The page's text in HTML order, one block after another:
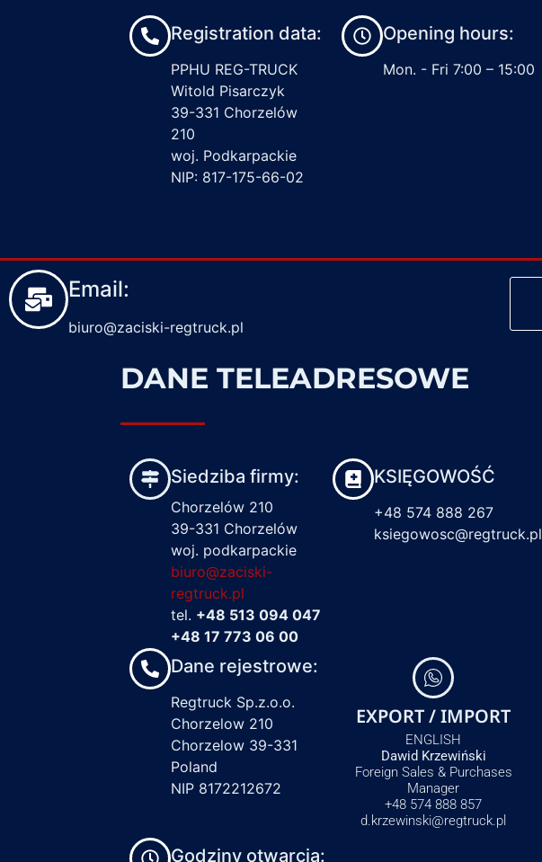
Registration data:
PPHU REG-TRUCK
Witold Pisarczyk
39-331 Chorzelów
210
woj. Podkarpackie
NIP: 817-175-66-02
Opening hours:
Mon. - Fri 7:00 – 15:00
Email:
biuro@zaciski-regtruck.pl
DANE TELEADRESOWE
Siedziba firmy:
Chorzelów 210
39-331 Chorzelów
woj. podkarpackie
biuro@zaciski-
regtruck.pl
tel. +48 513 094 047
+48 17 773 06 00
KSIĘGOWOŚĆ
+48 574 888 267
ksiegowosc@regtruck.pl
Dane rejestrowe:
Regtruck Sp.z.o.o.
Chorzelow 210
Chorzelow 39-331
Poland
NIP 8172212672
EXPORT / IMPORT
ENGLISH
Dawid Krzewiński
Foreign Sales & Purchases
Manager
+48 574 888 857
d.krzewinski@regtruck.pl
Godziny otwarcia: